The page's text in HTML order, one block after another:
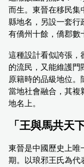
而生。東晉在移民集
縣地名，另設一套行
有僑州十餘，僑郡數
這種設計看似誇張
的流民，又能維護門
原籍時的品級地位
當地社會融合，其複
地名上。
「王與馬共天
東晉是中國歷史上唯
期。以琅邪王氏為代